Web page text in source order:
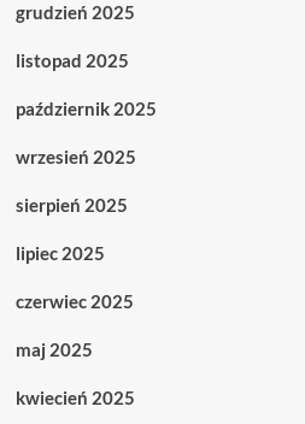
grudzień 2025
listopad 2025
październik 2025
wrzesień 2025
sierpień 2025
lipiec 2025
czerwiec 2025
maj 2025
kwiecień 2025